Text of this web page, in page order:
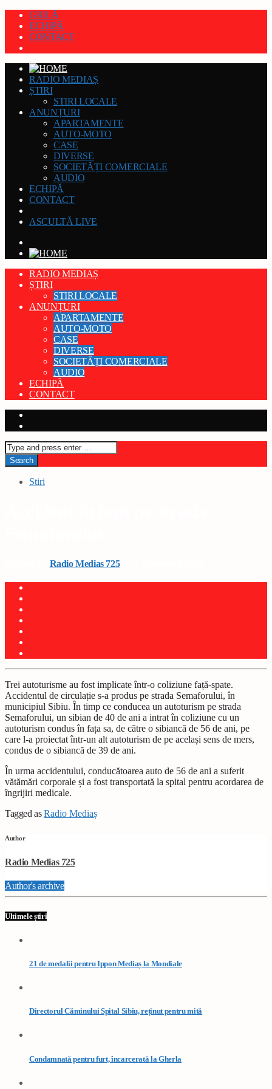
GRILĂ
ECHIPĂ
CONTACT
RADIO MEDIAȘ
ȘTIRI
STIRI LOCALE
ANUNȚURI
APARTAMENTE
AUTO-MOTO
CASE
DIVERSE
SOCIETĂȚI COMERCIALE
AUDIO
ECHIPĂ
CONTACT
ASCULTĂ LIVE
RADIO MEDIAȘ
ȘTIRI
STIRI LOCALE
ANUNȚURI
APARTAMENTE
AUTO-MOTO
CASE
DIVERSE
SOCIETĂȚI COMERCIALE
AUDIO
ECHIPĂ
CONTACT
Stiri
Radio Medias 725on 5 septembrie 2025
Trei autoturisme au fost implicate într-o coliziune față-spate.
Accidentul de circulație s-a produs pe strada Semaforului, în
municipiul Sibiu. În timp ce conducea un autoturism pe strada
Semaforului, un sibian de 40 de ani a intrat în coliziune cu un
autoturism condus în fața sa, de către o sibiancă de 56 de ani, pe
care l-a proiectat într-un alt autoturism de pe același sens de mers,
condus de o sibiancă de 39 de ani.
În urma accidentului, conducătoarea auto de 56 de ani a suferit
vătămări corporale și a fost transportată la spital pentru acordarea de
îngrijiri medicale.
Tagged asRadio Mediaș
Author
Radio Medias 725
Author's archive
Ultimele știri
21 de medalii pentru Ippon Mediaș la Mondiale
Directorul Căminului Spital Sibiu, reținut pentru mită
Condamnată pentru furt, încarcerată la Gherla